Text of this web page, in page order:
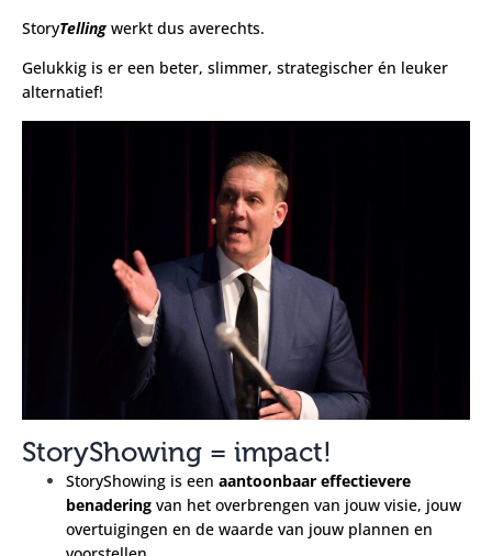
StoryTelling werkt dus averechts.
Gelukkig is er een beter, slimmer, strategischer én leuker
alternatief!
StoryShowing = impact!
StoryShowing is een aantoonbaar effectievere
benadering van het overbrengen van jouw visie, jouw
overtuigingen en de waarde van jouw plannen en